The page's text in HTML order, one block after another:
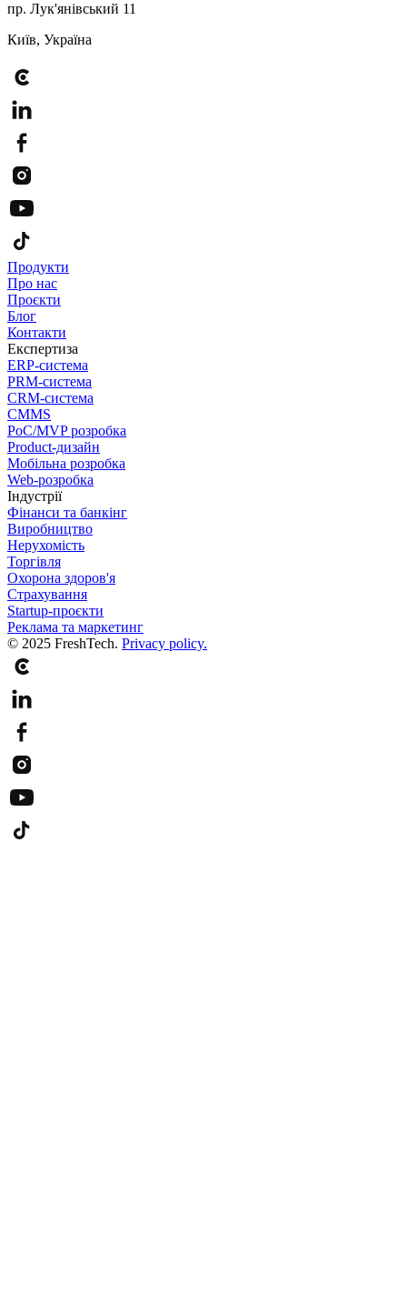
пр. Лук'янівський 11
Київ, Україна
Продукти
Про нас
Проєкти
Блог
Контакти
Експертиза
ERP-система
PRM-система
CRM-система
CMMS
PoC/MVP розробка
Product-дизайн
Мобільна розробка
Web-розробка
Індустрії
Фінанси та банкінг
Виробництво
Нерухомість
Торгівля
Охорона здоров'я
Страхування
Startup-проєкти
Реклама та маркетинг
© 2025 FreshTech. Privacy policy.